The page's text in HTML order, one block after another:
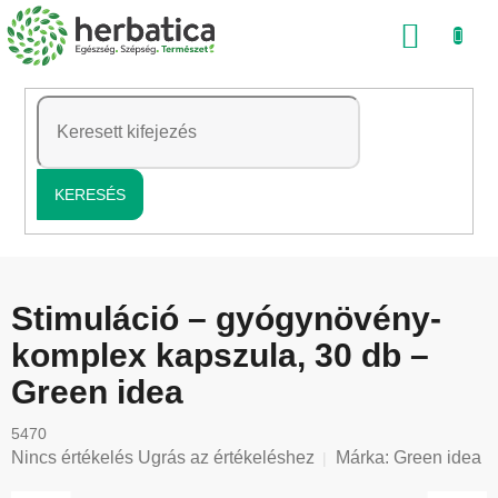
Ugrás
a
tartalomhoz
KERESÉS
Stimuláció – gyógynövény-
komplex kapszula, 30 db –
Green idea
5470
A
Nincs értékelés Ugrás az értékeléshez Márka: Green idea